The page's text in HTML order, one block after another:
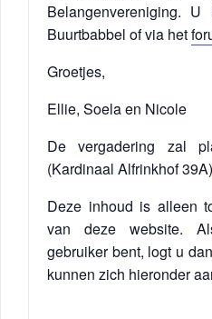
Belangenvereniging.
Buurtbabbel of via het
Groetjes,
Ellie, Soela en Nicole
De vergadering zal
(Kardinaal Alfrinkhof 39A)
Deze inhoud is alleen
van deze website.
gebruiker bent, logt u
kunnen zich hieronder